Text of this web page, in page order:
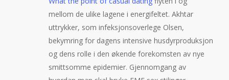
mellom de ulike lagene i energifeltet. Akhtar
uttrykker, som infeksjonsoverlege Olsen,
bekymring for dagens intensive husdyrproduksjon
og dens rolle i den økende forekomsten av nye
smittsomme epidemier. Gjennomgang av